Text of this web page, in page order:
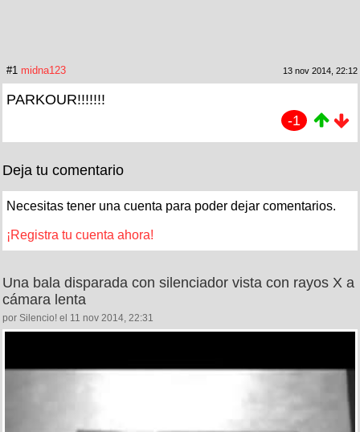
#1 midna123 13 nov 2014, 22:12
PARKOUR!!!!!!!
-1
Deja tu comentario
Necesitas tener una cuenta para poder dejar comentarios.
¡Registra tu cuenta ahora!
Una bala disparada con silenciador vista con rayos X a
cámara lenta
por Silencio! el 11 nov 2014, 22:31